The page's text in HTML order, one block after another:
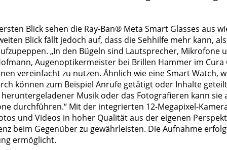
Blick sehen die Ray-Ban® Meta Smart Glasses aus
Blick fällt jedoch auf, dass die Sehhilfe mehr kann,
„In den Bügeln sind Lautsprecher, Mikrofone
Augenoptikermeister bei Brillen Hammer im Cura
vereinfacht zu nutzen. Ähnlich wie eine Smart Watch,
können zum Beispiel Anrufe getätigt oder Inhalte
Musik oder das Fotografieren kann sie
durchführen.“ Mit der integrierten 12-Megapixel-
und Videos in hoher Qualität aus der eigenen
beim Gegenüber zu gewährleisten. Die Aufnahme
ermöglicht.